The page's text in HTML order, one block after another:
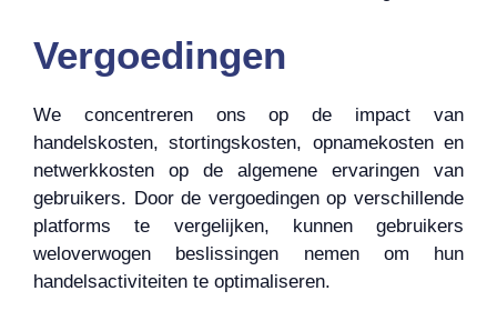
Vergoedingen
We concentreren ons op de impact van
handelskosten, stortingskosten, opnamekosten en
netwerkkosten op de algemene ervaringen van
gebruikers. Door de vergoedingen op verschillende
platforms te vergelijken, kunnen gebruikers
weloverwogen beslissingen nemen om hun
handelsactiviteiten te optimaliseren.